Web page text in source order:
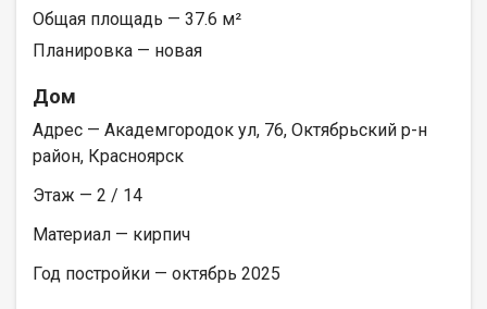
Общая площадь — 37.6 м²
Планировка — новая
Дом
Адрес — Академгородок ул, 76, Октябрьский р-н
район, Красноярск
Этаж — 2 / 14
Материал — кирпич
Год постройки — октябрь 2025